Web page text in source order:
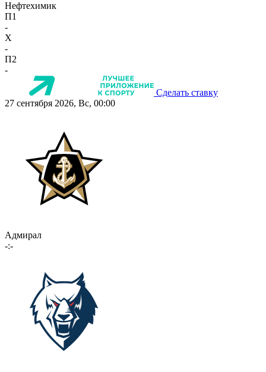
Нефтехимик
П1
-
X
-
П2
-
Сделать ставку
27 сентября 2026, Вс, 00:00
Адмирал
-:-